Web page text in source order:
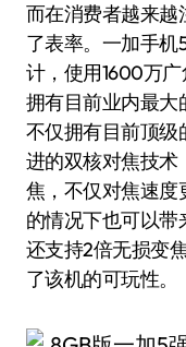
而在消费者越来越
了表率。一加手
计，使用1600万
拥有目前业内最大
不仅拥有目前顶级
进的双核对焦技术
焦，不仅对焦速度
的情况下也可以
还支持2倍无损变
了该机的可玩性。